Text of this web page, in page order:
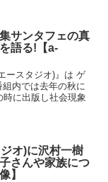
サンタフェの真
語る!【a-
ースタジオ)』は ゲ
内では去年の秋に
に出版し社会現象
オ)に沢村一樹
さんや家族につ
】